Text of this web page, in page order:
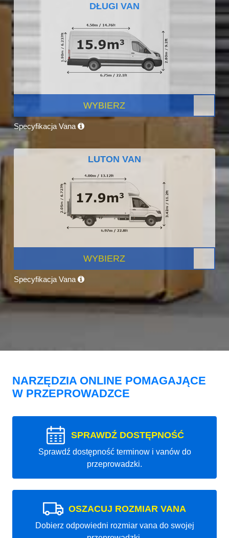
DŁUGI VAN
WYBIERZ
Specyfikacja Vana
LUTON VAN
WYBIERZ
Specyfikacja Vana
NARZĘDZIA ONLINE POMAGAJĄCE
W PRZEPROWADZCE
SPRAWDŹ DOSTĘPNOŚĆ
Sprawdź dostępność terminow i vanów do
przeprowadzki.
OSZACUJ ROZMIAR VANA
Dobierz odpowiedni rozmiar vana do swojej